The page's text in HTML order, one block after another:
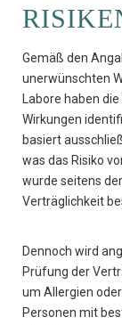
Gemäß den
unerwünschten
Labore haben
Wirkungen
basiert
was das Risiko
wurde seitens
Verträglichkeit
Dennoch wird
Prüfung der
um Allergien
Personen mit